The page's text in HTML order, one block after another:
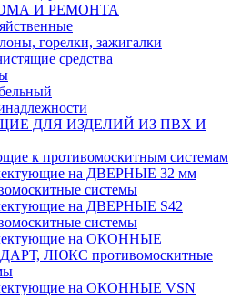
И РЕМОНТА
горелки, зажигалки
средства
ДЛЯ ИЗДЕЛИЙ ИЗ ПВХ И
к противомоскитным системам
на ДВЕРНЫЕ 32 мм
системы
на ДВЕРНЫЕ S42
системы
на ОКОННЫЕ
ЛЮКС противомоскитные
на ОКОННЫЕ VSN